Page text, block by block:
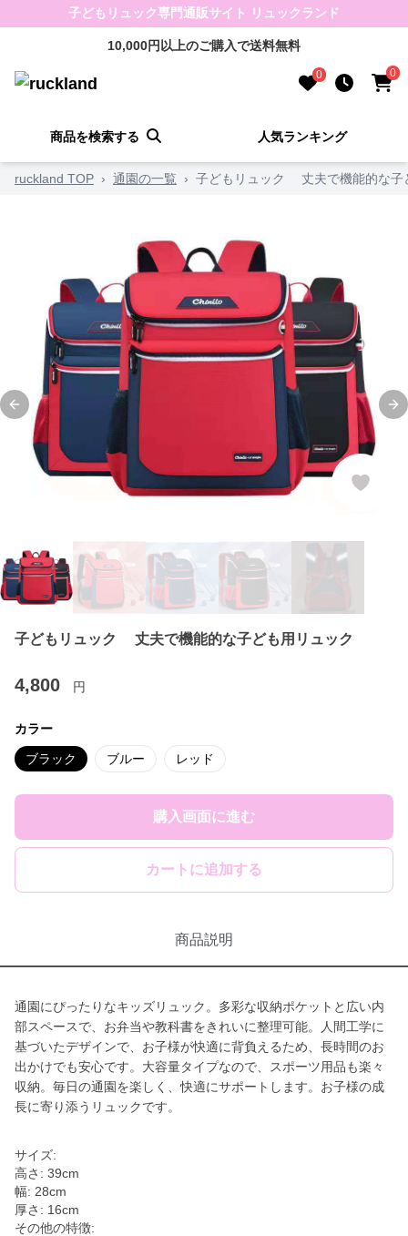
子どもリュック専門通販サイト リュックランド
10,000円以上のご購入で送料無料
0 0
商品を検索する 人気ランキング
ruckland TOP › 通園の一覧 › 子どもリュック 丈夫で機能的な子
Previous slide
子どもリュック 丈夫で機能的な子ども用リュック
4,800 円
カラー
ブラック ブルー レッド
購入画面に進む
カートに追加する
商品説明
通園にぴったりなキッズリュック。多彩な収納ポケットと広い内
部スペースで、お弁当や教科書をきれいに整理可能。人間工学に
基づいたデザインで、お子様が快適に背負えるため、長時間のお
出かけでも安心です。大容量タイプなので、スポーツ用品も楽々
収納。毎日の通園を楽しく、快適にサポートします。お子様の成
長に寄り添うリュックです。
サイズ:
高さ: 39cm
幅: 28cm
厚さ: 16cm
その他の特徴: